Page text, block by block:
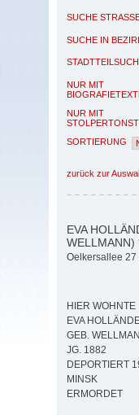
SUCHE
SUCHE IN
NUR MIT
NUR MIT
SORTIERUNG
zurück zur
EVA
WELLMANN)
Oelkersallee 27
HIER WOHNTE
EVA
GEB.
JG. 1882
DEPORTIERT
MINSK
ERMORDET